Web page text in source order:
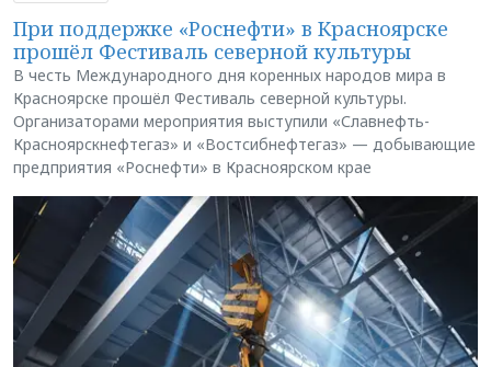
При поддержке «Роснефти» в Красноярске
прошёл Фестиваль северной культуры
В честь Международного дня коренных народов мира в
Красноярске прошёл Фестиваль северной культуры.
Организаторами мероприятия выступили «Славнефть-
Красноярскнефтегаз» и «Востсибнефтегаз» — добывающие
предприятия «Роснефти» в Красноярском крае